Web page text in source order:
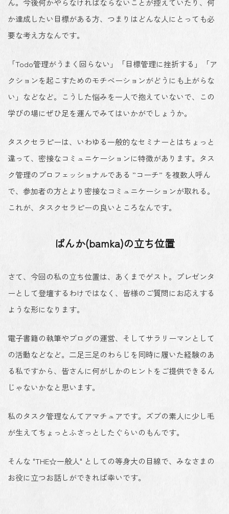
ん。今後何かやらなければならないことが控えていたり、何
か達成したい目標がある方、つまりはどんな人にとっても必
要な考え方なんです。
「Todo管理がうまく回らない」「目標管理に挫折する」「ア
クションを起こすためのモチベーションがどうにも上がらな
い」などなど。こうした悩みを一人で抱えていないで、この
学びの場にぜひ足を運んでみてはいかがでしょうか。
タスクセラピーは、いわゆる一般的なセミナーとはちょっと
違って、密接なコミュニケーションに特徴があります。タス
ク管理のプロフェッショナルである ”コーチ” を複数人呼ん
で、参加者の方とより密接なコミュニケーションが取れる。
これが、タスクセラピーの良いところなんです。
ばんか(bamka)の立ち位置
さて、今回の私の立ち位置は、あくまでゲスト。プレゼンタ
ーとして登壇するわけではなく、皆様のご質問にお応えする
ような形になります。
電子書籍の執筆やブログの運営、そしてサラリーマンとして
の活動などなど。二足三足のわらじを同時に履いた経験のあ
る私ですから、皆さんに何がしかのヒントをご提供できるん
じゃないかなと思います。
私のタスク管理なんてアマチュアです。ズブの素人に少し毛
が生えてちょっとふさっとしたぐらいのもんです。
そんな "THE☆一般人" としての等身大の目線で、みなさまの
お役に立つお話しができれば幸いです。